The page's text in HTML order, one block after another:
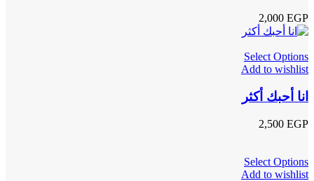
2,000 EGP
Select Options
Add to wishlist
انا أحبك أكثر
2,500 EGP
Select Options
Add to wishlist